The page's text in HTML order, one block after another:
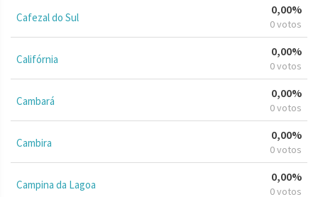
Cafezal do Sul
0,00%
0 votos
Califórnia
0,00%
0 votos
Cambará
0,00%
0 votos
Cambira
0,00%
0 votos
Campina da Lagoa
0,00%
0 votos